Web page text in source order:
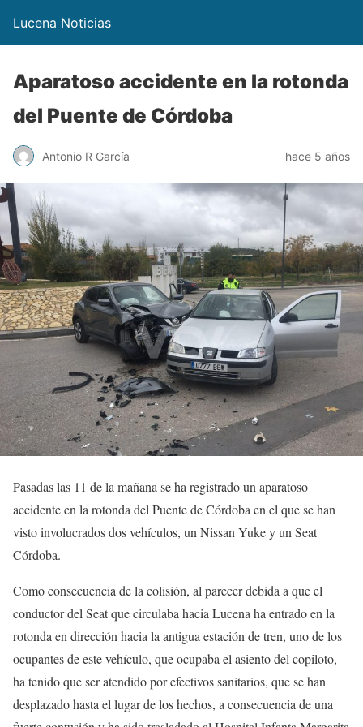
Lucena Noticias
Aparatoso accidente en la rotonda
del Puente de Córdoba
Antonio R García hace 5 años
Pasadas las 11 de la mañana se ha registrado un aparatoso
accidente en la rotonda del Puente de Córdoba en el que se han
visto involucrados dos vehículos, un Nissan Yuke y un Seat
Córdoba.
Como consecuencia de la colisión, al parecer debida a que el
conductor del Seat que circulaba hacia Lucena ha entrado en la
rotonda en dirección hacia la antigua estación de tren, uno de los
ocupantes de este vehículo, que ocupaba el asiento del copiloto,
ha tenido que ser atendido por efectivos sanitarios, que se han
desplazado hasta el lugar de los hechos, a consecuencia de una